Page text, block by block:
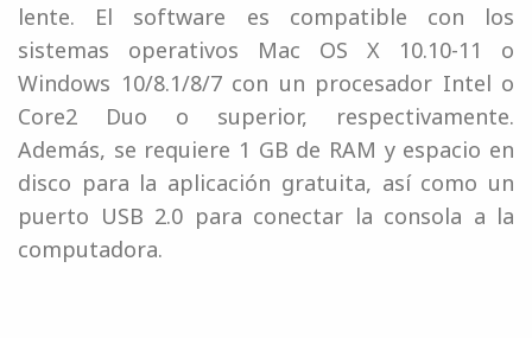
lente. El software es compatible con los
sistemas operativos Mac OS X 10.10-11 o
Windows 10/8.1/8/7 con un procesador Intel o
Core2 Duo o superior, respectivamente.
Además, se requiere 1 GB de RAM y espacio en
disco para la aplicación gratuita, así como un
puerto USB 2.0 para conectar la consola a la
computadora.